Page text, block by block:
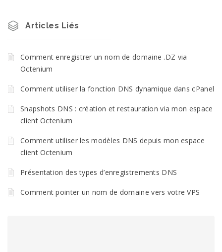
Articles Liés
Comment enregistrer un nom de domaine .DZ via
Octenium
Comment utiliser la fonction DNS dynamique dans cPanel
Snapshots DNS : création et restauration via mon espace
client Octenium
Comment utiliser les modèles DNS depuis mon espace
client Octenium
Présentation des types d’enregistrements DNS
Comment pointer un nom de domaine vers votre VPS